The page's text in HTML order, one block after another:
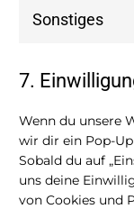
Sonstiges
7.
Wenn du unsere
wir dir ein Pop-
Sobald du auf
uns deine
von Cookies und